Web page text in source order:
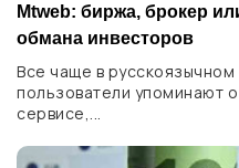
Mtweb: биржа, брокер
обмана инвесторов
Все чаще в
пользователи упоминают
сервисе,...